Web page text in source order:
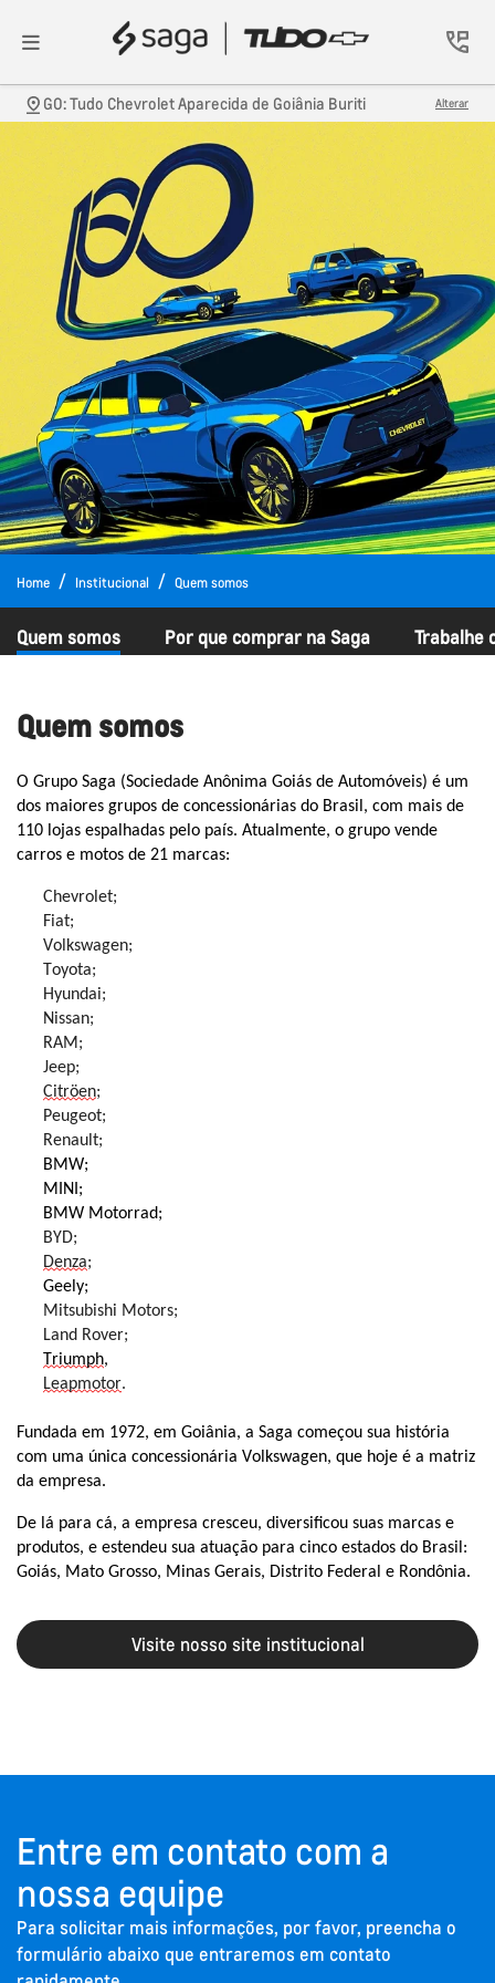
GO: Tudo Chevrolet Aparecida de Goiânia Buriti Alterar
Home Institucional Quem somos
Quem somos Por que comprar na Saga Trabalhe
Quem somos
O Grupo Saga (Sociedade Anônima Goiás de Automóveis) é um
dos maiores grupos de concessionárias do Brasil, com mais de
110 lojas espalhadas pelo país. Atualmente, o grupo vende
carros e motos de 21 marcas:
Chevrolet;
Fiat;
Volkswagen;
Toyota;
Hyundai;
Nissan;
RAM;
Jeep;
Citröen;
Peugeot;
Renault;
BMW;
MINI;
BMW Motorrad;
BYD;
Denza;
Geely;
Mitsubishi Motors;
Land Rover;
Triumph,
Leapmotor.
Fundada em 1972, em Goiânia, a Saga começou sua história
com uma única concessionária Volkswagen, que hoje é a matriz
da empresa.
De lá para cá, a empresa cresceu, diversificou suas marcas e
produtos, e estendeu sua atuação para cinco estados do Brasil:
Goiás, Mato Grosso, Minas Gerais, Distrito Federal e Rondônia.
Visite nosso site institucional
Entre em contato com a
nossa equipe
Para solicitar mais informações, por favor, preencha o
formulário abaixo que entraremos em contato